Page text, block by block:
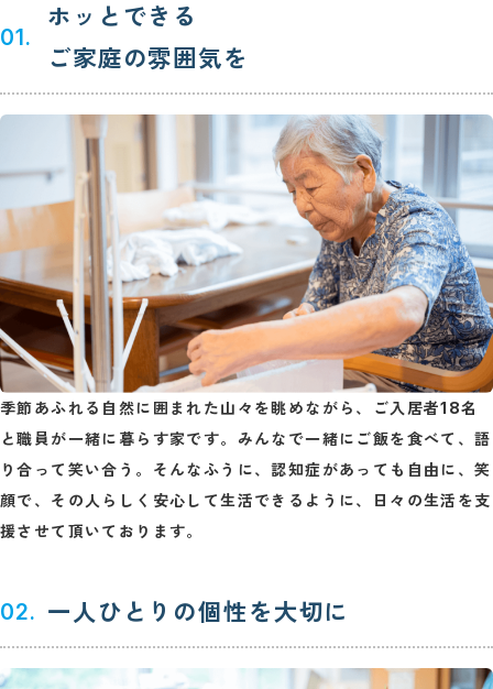
01.
ホッとできる
ご家庭の雰囲気を
季節あふれる自然に囲まれた山々を眺めながら、ご入居者18名
と職員が一緒に暮らす家です。みんなで一緒にご飯を食べて、語
り合って笑い合う。そんなふうに、認知症があっても自由に、笑
顔で、その人らしく安心して生活できるように、日々の生活を支
援させて頂いております。
02. 一人ひとりの個性を大切に